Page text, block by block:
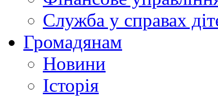
Служба у справах
Громадянам
Новини
Історія